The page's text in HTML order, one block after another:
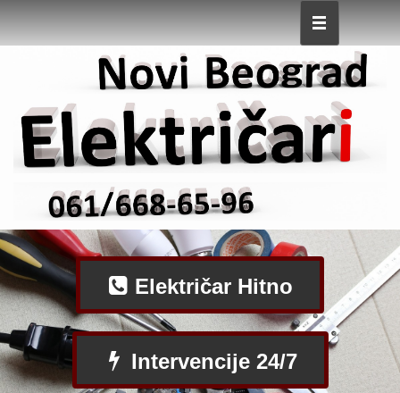
Električar Hitno
Intervencije 24/7